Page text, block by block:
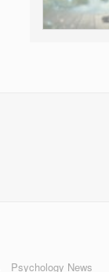
Psychology News